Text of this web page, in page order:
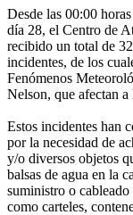
Desde las 00:00
día 28, el Centro de
recibido un total de
incidentes, de los
Fenómenos
Nelson, que afectan
Estos incidentes han
por la necesidad de
y/o diversos objetos
balsas de agua en la
suministro o
como carteles,